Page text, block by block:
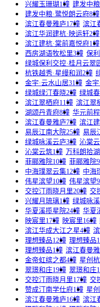
兴耀玉珊瑚1幢 建发中
建发中粮·鹭悦朗云府8幢
滨江春曼雅庐17幢 滨江
滨江华润建杭·映运轩2幢
滨江建杭·棠前嘉悦府1幢
西房湖语牧松里3幢 保
绿城保利交控·桂月云翠
杭铁越秀·星缦和润2幢
金宇·云水山居31幢 金宇
绿城绿汀春晓2幢 绿城
滨江翠栖府11幢 滨江翠
湖颂丹青府8幢 华元前
滨江春曼雅庐7幢 滨江
易辰江南大院25幢 易辰
绿城咏溪云庐3幢 沁棠
沁棠云筑1幢 万科朗拾
菲郦雅院10幢 菲郦雅院
中海璞翠云集12幢 中海
伟星滨望10幢 伟星滨望
交控汀雨晓月里20幢 交
兴耀月琉璃1幢 绿城咏
华夏溪揽星院24幢 华夏
映宸里17幢 映宸里16幢
滨江华成大江之星4幢
理想臻品12幢 理想臻品
理想臻品1幢 滨江春曼
金帝虹缤之都4幢 星创
翠璟和庄19幢 翠璟和庄
交控汀雨晓月里17幢 交
赞成汀南学仕府1幢 星
滨江春曼雅庐16幢 滨江